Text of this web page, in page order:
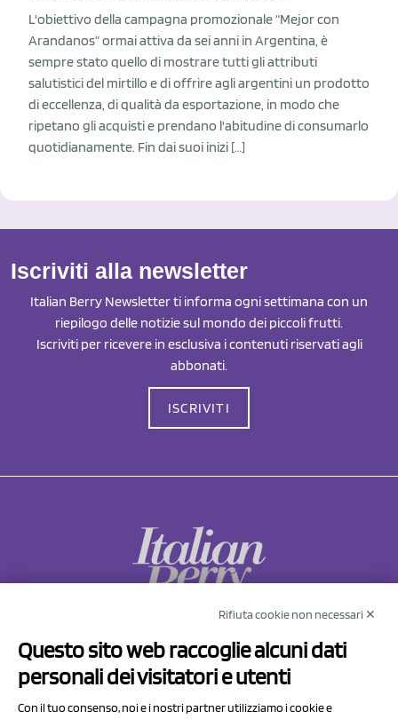
L'obiettivo della campagna promozionale “Mejor con
Arandanos” ormai attiva da sei anni in Argentina, è
sempre stato quello di mostrare tutti gli attributi
salutistici del mirtillo e di offrire agli argentini un prodotto
di eccellenza, di qualità da esportazione, in modo che
ripetano gli acquisti e prendano l'abitudine di consumarlo
quotidianamente. Fin dai suoi inizi […]
Iscriviti alla newsletter
Italian Berry Newsletter ti informa ogni settimana con un
riepilogo delle notizie sul mondo dei piccoli frutti.
Iscriviti per ricevere in esclusiva i contenuti riservati agli
abbonati.
ISCRIVITI
Via Prov.le Sassuolo Vignola 315/1
41057 Spilamberto (MO)
Rifiuta cookie non necessari ✕
Questo sito web raccoglie alcuni dati
personali dei visitatori e utenti
Con il tuo consenso, noi e i nostri partner utilizziamo i cookie e